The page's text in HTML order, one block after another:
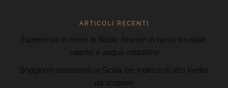
ARTICOLI RECENTI
Esperienze in mare in Sicilia: itinerari in barca tra isole,
calette e acque cristalline
Soggiorni selezionati in Sicilia: tre indirizzi di alto livello
da scoprire